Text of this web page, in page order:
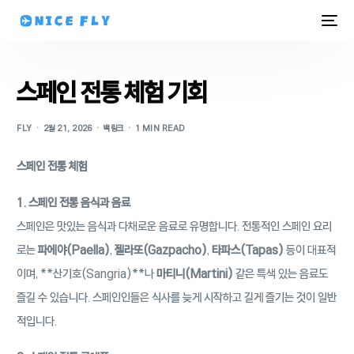
스페인 전통 체험 기회
FLY 2월 21, 2026 백링크 1 MIN READ
스페인 전통 체험
1. 스페인 전통 음식과 음료
스페인은 맛있는 음식과 다채로운 음료로 유명합니다. 전통적인 스페인 요리
로는파에야(Paella),젤라또(Gazpacho),타파스(Tapas) 등이 대표적
이며, **산기호(Sangria)**나마티니(Martini) 같은 특색 있는 음료도
즐길 수 있습니다. 스페인인들은 식사를 늦게 시작하고 길게 즐기는 것이 일반
적입니다.